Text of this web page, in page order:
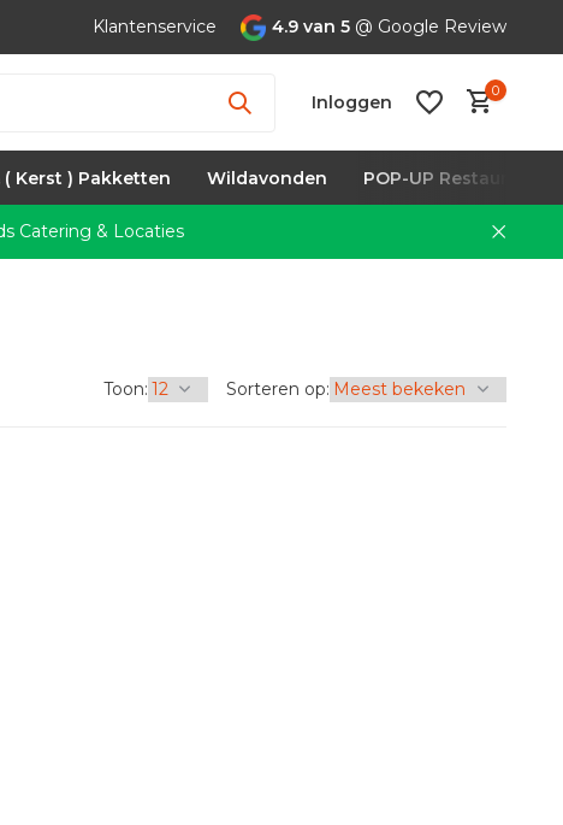
Klantenservice 4.9 van 5 @ Google Review
Inloggen
0
( Kerst ) Pakketten Wildavonden POP-UP Restaurants
Catering & Locaties
Toon: Sorteren op: